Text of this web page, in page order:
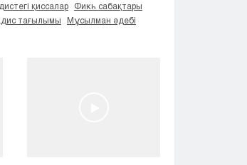
Кызылорда
Павлодар
қиссалар
Фикһ сабақтары
тағылымы
Мұсылман әдебі